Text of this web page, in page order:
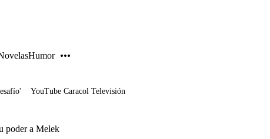
Humor
YouTube Caracol Televisión
poder a Melek